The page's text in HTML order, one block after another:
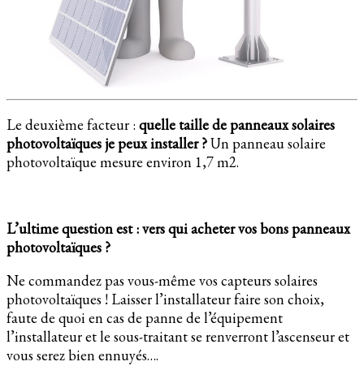
Le deuxième facteur : quelle taille de panneaux solaires
photovoltaïques je peux installer ?Un panneau solaire
photovoltaïque mesure environ 1,7 m2.
L’ultime question est : vers qui acheter vos bons panneaux
photovoltaïques ?
Ne commandez pas vous-même vos capteurs solaires
photovoltaïques ! Laisser l’installateur faire son choix,
faute de quoi en cas de panne de l’équipement
l’installateur et le sous-traitant se renverront l’ascenseur et
vous serez bien ennuyés….